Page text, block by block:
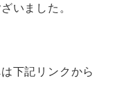
いました。
下記リンクから